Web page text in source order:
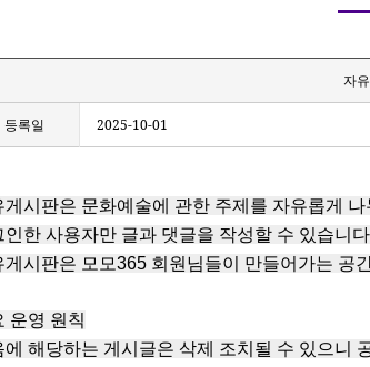
자
등록일 2025-10-01
게시판은 문화예술에 관한 주제를 자유롭게
인한 사용자만 글과 댓글을 작성할 수 있습니
게시판은 모모365 회원님들이 만들어가는 공
운영 원칙
에 해당하는 게시글은 삭제 조치될 수 있으니